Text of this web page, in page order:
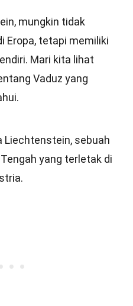
mungkin tidak
Eropa, tetapi memiliki
Mari kita lihat
Vaduz yang
Liechtenstein, sebuah
yang terletak di